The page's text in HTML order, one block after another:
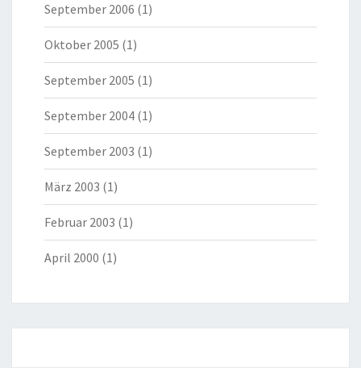
September 2006 (1)
Oktober 2005 (1)
September 2005 (1)
September 2004 (1)
September 2003 (1)
März 2003 (1)
Februar 2003 (1)
April 2000 (1)